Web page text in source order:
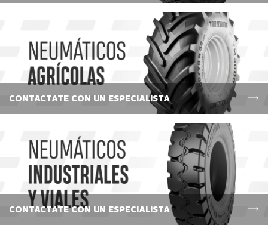
CONTACTATE CON UN ESPECIALISTA
CONTACTATE CON UN ESPECIALISTA